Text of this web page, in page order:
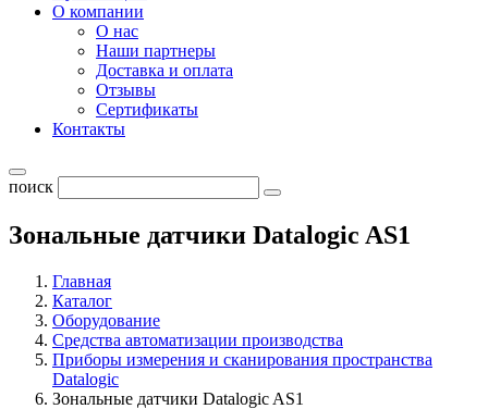
О компании
О нас
Наши партнеры
Доставка и оплата
Отзывы
Сертификаты
Контакты
поиск
Зональные датчики Datalogic AS1
Главная
Каталог
Оборудование
Средства автоматизации производства
Приборы измерения и сканирования пространства
Datalogic
Зональные датчики Datalogic AS1